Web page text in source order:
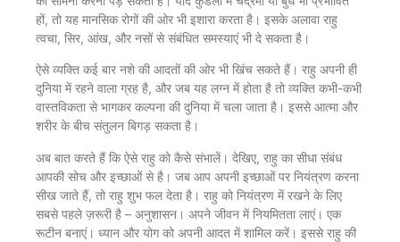
हों, तो यह मानसिक रोगों की ओर भी इशारा करता है। इसके अलावा राहु
त्वचा, सिर, आंख, और नसों से संबंधित समस्याएं भी दे सकता है।
ऐसे व्यक्ति कई बार नशे की आदतों की ओर भी खिंच सकते हैं। राहु अपनी ही
दुनिया में रहने वाला ग्रह है, और जब यह लग्न में होता है तो व्यक्ति कभी-कभी
वास्तविकता से भागकर कल्पना की दुनिया में चला जाता है। इससे आत्मा और
शरीर के बीच संतुलन बिगड़ सकता है।
अब बात करते हैं कि ऐसे राहु को कैसे संभालें। देखिए, राहु का सीधा संबंध
आपकी सोच और इच्छाओं से है। जब आप अपनी इच्छाओं पर नियंत्रण करना
सीख जाते हैं, तो राहु शुभ फल देता है। राहु को नियंत्रण में रखने के लिए
सबसे पहले ज़रूरी है – अनुशासन। अपने जीवन में नियमितता लाएं। एक
रूटीन बनाएं। ध्यान और योग को अपनी आदत में शामिल करें। इससे राहु की